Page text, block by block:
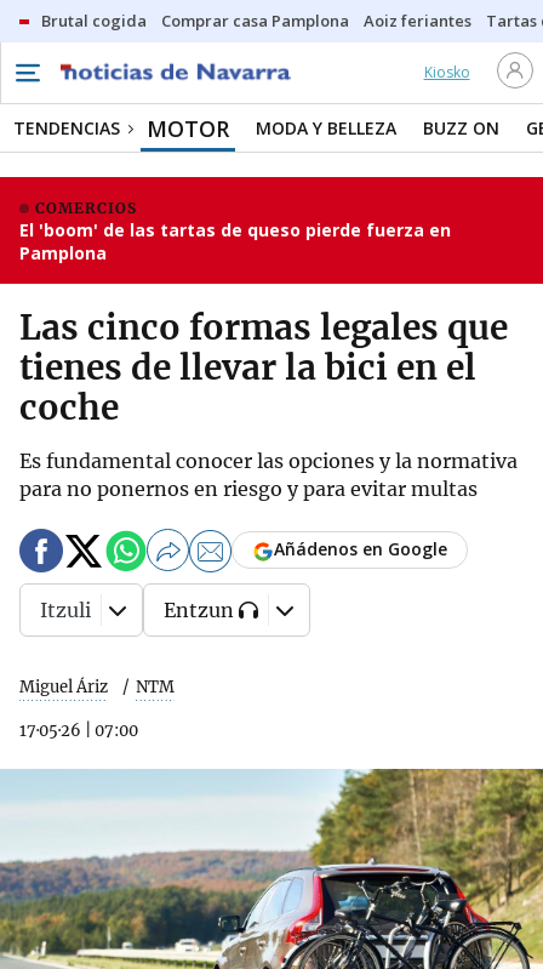
Brutal cogida Comprar casa Pamplona Aoiz feriantes Tartas
Kiosko
TENDENCIAS MOTOR MODA Y BELLEZA BUZZ ON
COMERCIOS
El 'boom' de las tartas de queso pierde fuerza en
Pamplona
Las cinco formas legales que
tienes de llevar la bici en el
coche
Es fundamental conocer las opciones y la normativa
para no ponernos en riesgo y para evitar multas
Miguel Áriz NTM
17·05·26 07:00
Añádenos en Google
Itzuli Entzun